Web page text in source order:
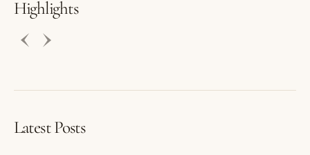
Highlights
Latest Posts